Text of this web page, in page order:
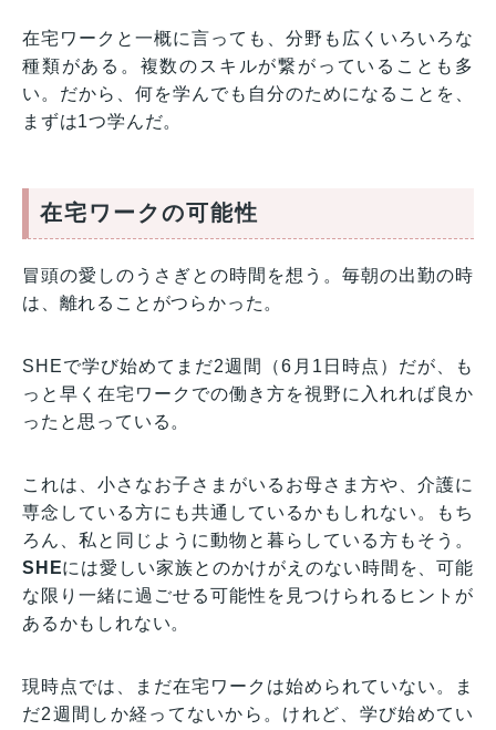
在宅ワークと一概に言っても、分野も広くいろいろな
種類がある。複数のスキルが繋がっていることも多
い。だから、何を学んでも自分のためになることを、
まずは1つ学んだ。
在宅ワークの可能性
冒頭の愛しのうさぎとの時間を想う。毎朝の出勤の時
は、離れることがつらかった。
SHEで学び始めてまだ2週間（6月1日時点）だが、も
っと早く在宅ワークでの働き方を視野に入れれば良か
ったと思っている。
これは、小さなお子さまがいるお母さま方や、介護に
専念している方にも共通しているかもしれない。もち
ろん、私と同じように動物と暮らしている方もそう。
SHEには愛しい家族とのかけがえのない時間を、可能
な限り一緒に過ごせる可能性を見つけられるヒントが
あるかもしれない。
現時点では、まだ在宅ワークは始められていない。ま
だ2週間しか経ってないから。けれど、学び始めてい